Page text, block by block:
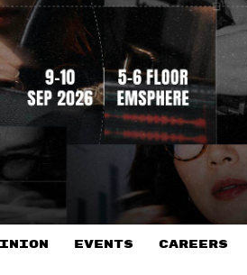
EVENTS CAREERS